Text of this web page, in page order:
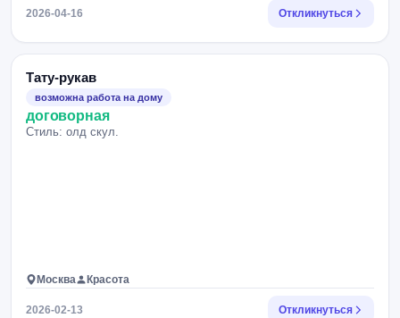
2026-04-16 Откликнуться
Тату-рукав
возможна работа на дому
договорная
Стиль: олд скул.
Москва Красота
2026-02-13 Откликнуться